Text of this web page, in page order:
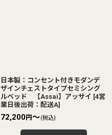
日本製：コンセント付きモダンデ
ザインチェストタイプセミシング
ルベッド 【Assai】アッサイ [4営
業日後出荷：配送A]
72,200円～(税込)